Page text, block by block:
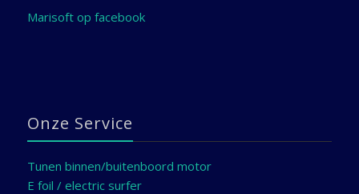
Marisoft op facebook
Onze Service
Tunen binnen/buitenboord motor
E foil / electric surfer